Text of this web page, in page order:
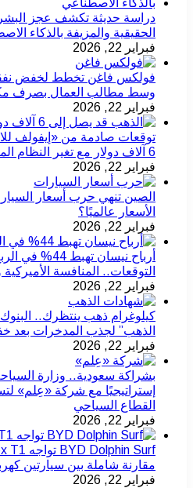
دراسة حديثة تكشف عجز البشر
الحقيقية والمزيفة بالذكاء
فبراير 22, 2026
وسط مطالب العمال بصرف
فبراير 22, 2026
توقعات صادمة من «إيفولف
6 آلاف دولار مع تغير النظام المالي العالمي
فبراير 22, 2026
الصين تنهي حرب أسعار
الأسعار عالميًا؟
فبراير 22, 2026
أرباح نيسان
التوقعات.. المنافسة
فبراير 22, 2026
كيلوغرام ذهب ينتظرك..
الذهب” لجذب المدخرات بعد
فبراير 22, 2026
بشراكة سعودية.. وزارة
إستراتيجيًا مع شركة «عِلم»
القطاع السياحي
فبراير 22, 2026
مقارنة شاملة بين سيارتين كهربائيتين
فبراير 22, 2026